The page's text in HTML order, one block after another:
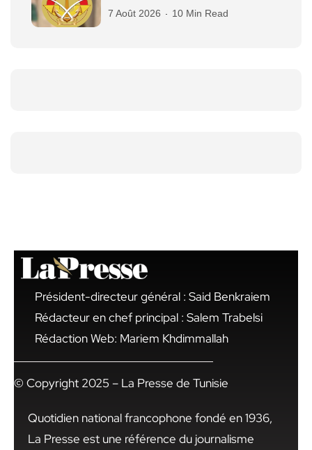
7 Août 2026 10 Min Read
Président-directeur général : Said Benkraiem
Rédacteur en chef principal : Salem Trabelsi
Rédaction Web: Mariem Khdimmallah
© Copyright 2025 – La Presse de Tunisie
Quotidien national francophone fondé en 1936,
La Presse est une référence du journalisme